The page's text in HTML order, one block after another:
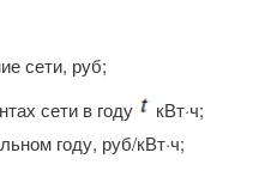
сети, руб;
сети в году
кВт·ч;
году, руб/кВт·ч;